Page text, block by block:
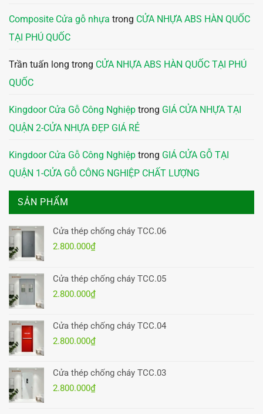
Composite Cửa gỗ nhựa trong CỬA NHỰA ABS HÀN QUỐC
TẠI PHÚ QUỐC
Trần tuấn long trong CỬA NHỰA ABS HÀN QUỐC TẠI PHÚ
QUỐC
Kingdoor Cửa Gỗ Công Nghiệp trong GIÁ CỬA NHỰA TẠI
QUẬN 2-CỬA NHỰA ĐẸP GIÁ RẺ
Kingdoor Cửa Gỗ Công Nghiệp trong GIÁ CỬA GỖ TẠI
QUẬN 1-CỬA GỖ CÔNG NGHIỆP CHẤT LƯỢNG
SẢN PHẨM
Cửa thép chống cháy TCC.06
2.800.000₫
Cửa thép chống cháy TCC.05
2.800.000₫
Cửa thép chống cháy TCC.04
2.800.000₫
Cửa thép chống cháy TCC.03
2.800.000₫